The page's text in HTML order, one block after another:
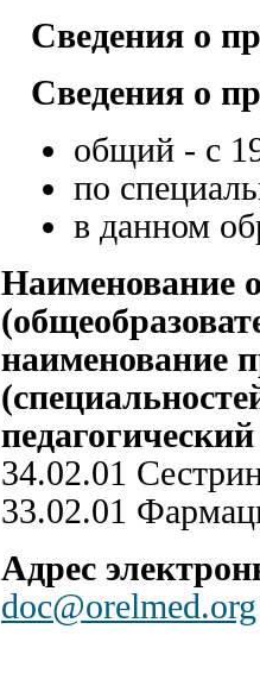
Сведения о
Сведения о
общий - с
по
в данном
Наименование
наименование
34.02.01
33.02.01
Адрес
doc@orelmed.org